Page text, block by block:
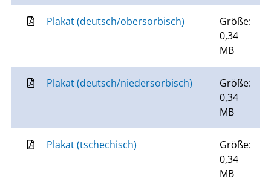
Plakat (deutsch/obersorbisch)
Größe:
0,34
MB
Plakat (deutsch/niedersorbisch)
Größe:
0,34
MB
Plakat (tschechisch)
Größe:
0,34
MB